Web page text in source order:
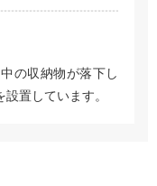
の収納物が落下し
置しています。